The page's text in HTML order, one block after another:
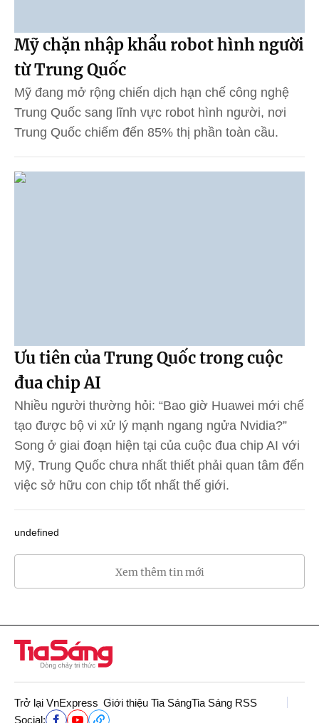
Mỹ chặn nhập khẩu robot hình người
từ Trung Quốc
Mỹ đang mở rộng chiến dịch hạn chế công nghệ
Trung Quốc sang lĩnh vực robot hình người, nơi
Trung Quốc chiếm đến 85% thị phần toàn cầu.
Ưu tiên của Trung Quốc trong cuộc
đua chip AI
Nhiều người thường hỏi: “Bao giờ Huawei mới chế
tạo được bộ vi xử lý mạnh ngang ngửa Nvidia?”
Song ở giai đoạn hiện tại của cuộc đua chip AI với
Mỹ, Trung Quốc chưa nhất thiết phải quan tâm đến
việc sở hữu con chip tốt nhất thế giới.
undefined
Xem thêm tin mới
Trở lại VnExpress Giới thiệu Tia SángTia Sáng RSS
Social: